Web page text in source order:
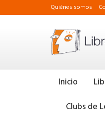
Quiénes somos
Inicio
Clubs de